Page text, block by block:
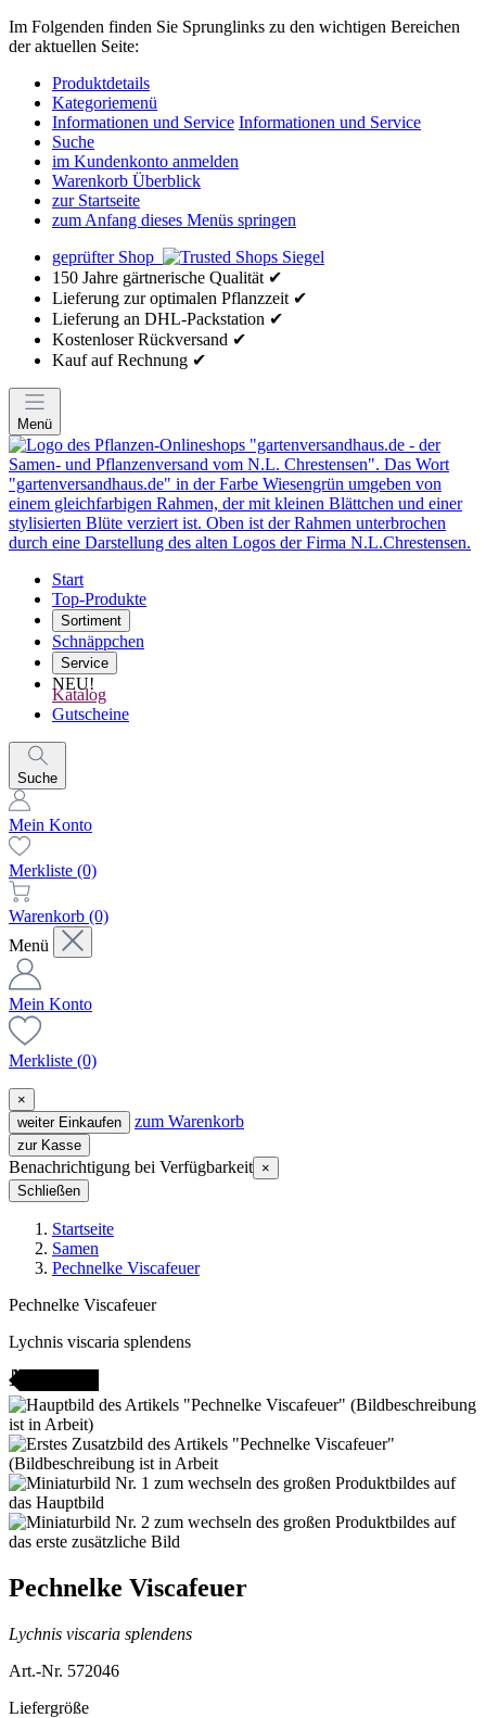
Im Folgenden finden Sie Sprunglinks zu den wichtigen Bereichen
der aktuellen Seite:
Produktdetails
Kategoriemenü
Informationen und Service Informationen und Service
Suche
im Kundenkonto anmelden
Warenkorb Überblick
zur Startseite
zum Anfang dieses Menüs springen
geprüfter Shop
150 Jahre gärtnerische Qualität ✔
Lieferung zur optimalen Pflanzzeit ✔
Lieferung an DHL-Packstation ✔
Kostenloser Rückversand ✔
Kauf auf Rechnung ✔
Menü
Start
Top-Produkte
Sortiment
Schnäppchen
Service
NEU!
Katalog
Gutscheine
Suche
Mein Konto
Merkliste (0)
Warenkorb (0)
Menü
Mein Konto
Merkliste (0)
×
weiter Einkaufen
zum Warenkorb
zur Kasse
Benachrichtigung bei Verfügbarkeit ×
Schließen
Startseite
Samen
Pechnelke Viscafeuer
Pechnelke Viscafeuer
Lychnis viscaria splendens
Pechnelke Viscafeuer
Lychnis viscaria splendens
Art.-Nr. 572046
Liefergröße